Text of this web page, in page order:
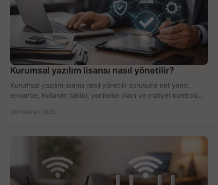
Kurumsal yazılım lisansı nasıl yönetilir?
Kurumsal yazılım lisansı nasıl yönetilir sorusuna net yanıt:
envanter, kullanım takibi, yenileme planı ve maliyet kontrolü
26 Haziran 2026